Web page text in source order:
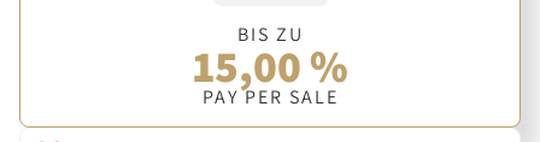
BIS ZU
15,00 %
PAY PER SALE